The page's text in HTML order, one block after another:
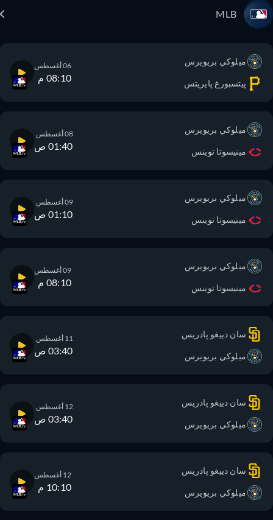
MLB
ميلوكي بريويرس
پيتسبورغ پايريتس 08:10 م
ميلوكي بريويرس
مينيسوتا توينس 01:40 ص
ميلوكي بريويرس
مينيسوتا توينس 01:10 ص
ميلوكي بريويرس
مينيسوتا توينس 08:10 م
سان دييغو پادريس
ميلوكي بريويرس 03:40 ص
سان دييغو پادريس
ميلوكي بريويرس 03:40 ص
سان دييغو پادريس
ميلوكي بريويرس 10:10 م